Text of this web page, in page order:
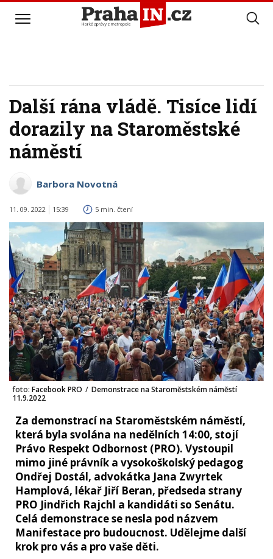
Další rána vládě. Tisíce lidí
dorazily na Staroměstské
náměstí
Barbora Novotná
11. 09. 2022 15:39 5 min. čtení
foto: Facebook PRO / Demonstrace na Staroměstském náměstí
11.9.2022
Za demonstrací na Staroměstském náměstí,
která byla svolána na nedělních 14:00, stojí
Právo Respekt Odbornost (PRO). Vystoupil
mimo jiné právník a vysokoškolský pedagog
Ondřej Dostál, advokátka Jana Zwyrtek
Hamplová, lékař Jiří Beran, předseda strany
PRO Jindřich Rajchl a kandidáti so Senátu.
Celá demonstrace se nesla pod názvem
Manifestace pro budoucnost. Udělejme další
krok pro vás a pro vaše děti.